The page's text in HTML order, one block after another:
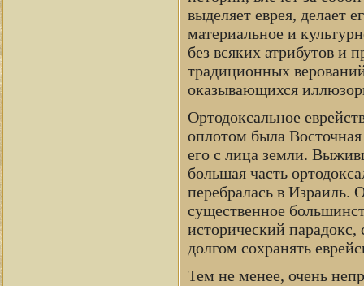
выделяет еврея, делает
материальное и
без всяких атрибутов и
традиционных
оказывающихся
Ортодоксальное
оплотом была
его с лица земли.
большая часть
перебралась в Израиль.
существенное
исторический парадокс,
долгом сохранять
Тем не менее, очень